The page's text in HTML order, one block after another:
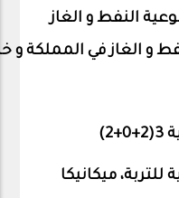
النفط و الغاز
و الغاز في المملكة و
2
)
ميكانيكا